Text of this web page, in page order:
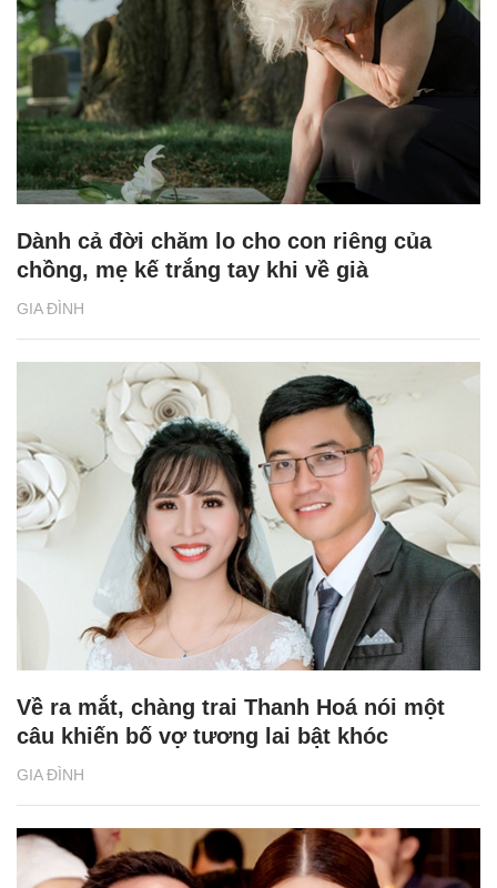
GIA ĐÌNH
Dành cả đời chăm lo cho con riêng của
chồng, mẹ kế trắng tay khi về già
GIA ĐÌNH
Về ra mắt, chàng trai Thanh Hoá nói một
câu khiến bố vợ tương lai bật khóc